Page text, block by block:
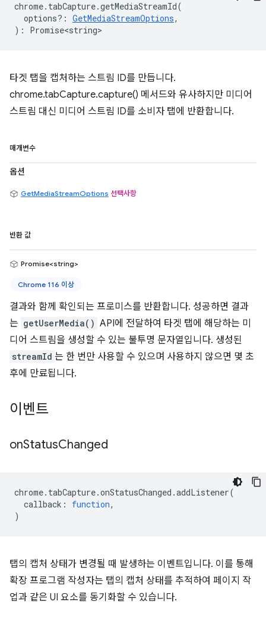
chrome. tabCapture.getMediaStreamId(
options? : GetMediaStreamOptions,
) : Promise<string>
타겟 탭을 캡처하는 스트림 ID를 만듭니다.
chrome.tabCapture.capture() 메서드와 유사하지만 미디어
스트림 대신 미디어 스트림 ID를 소비자 탭에 반환합니다.
매개변수
옵션
GetMediaStreamOptions 선택사항
반환 값
Promise<string>
Chrome 116 이상
결과와 함께 확인되는 프로미스를 반환합니다. 성공하면 결과
는 getUserMedia() API에 전달하여 타겟 탭에 해당하는 미
디어 스트림을 생성할 수 있는 불투명 문자열입니다. 생성된
streamId 는 한 번만 사용할 수 있으며 사용하지 않으면 몇 초
후에 만료됩니다.
이벤트
onStatusChanged
chrome. tabCapture.onStatusChanged .addListener(
callback : function,
)
탭의 캡처 상태가 변경될 때 발생하는 이벤트입니다. 이를 통해
확장 프로그램 작성자는 탭의 캡처 상태를 추적하여 페이지 작
업과 같은 UI 요소를 동기화할 수 있습니다.